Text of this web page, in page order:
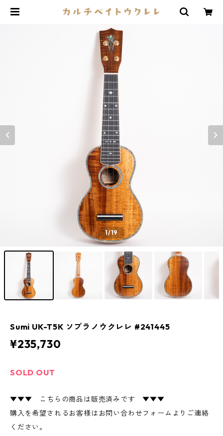
1/19
Sumi UK-T5K ソプラノウクレレ #241445
¥235,730
SOLD OUT
▼▼▼ こちらの商品は販売済みです ▼▼▼
購入を希望されるお客様はお問い合わせフォームよりご連絡
ください。